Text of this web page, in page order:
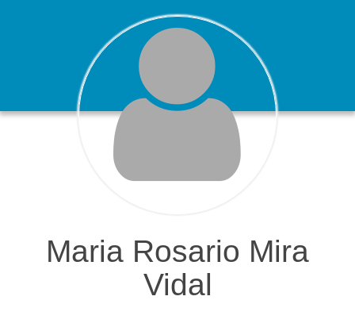
Maria Rosario Mira
Vidal